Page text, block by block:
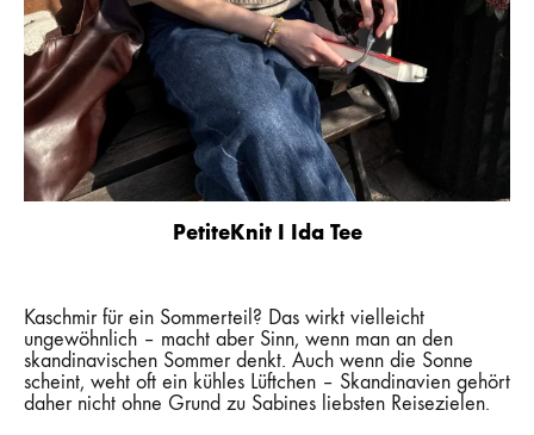
PetiteKnit I Ida Tee
Kaschmir für ein Sommerteil? Das wirkt vielleicht
ungewöhnlich – macht aber Sinn, wenn man an den
skandinavischen Sommer denkt. Auch wenn die Sonne
scheint, weht oft ein kühles Lüftchen – Skandinavien gehört
daher nicht ohne Grund zu Sabines liebsten Reisezielen.